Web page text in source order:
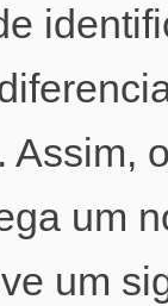
Assim,
um
um